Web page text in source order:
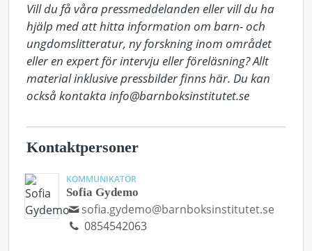
Vill du få våra pressmeddelanden eller vill du ha
hjälp med att hitta information om barn- och
ungdomslitteratur, ny forskning inom området
eller en expert för intervju eller föreläsning? Allt
material inklusive pressbilder finns här. Du kan
också kontakta info@barnboksinstitutet.se
Kontaktpersoner
KOMMUNIKATÖR
Sofia Gydemo
sofia.gydemo@barnboksinstitutet.se
0854542063